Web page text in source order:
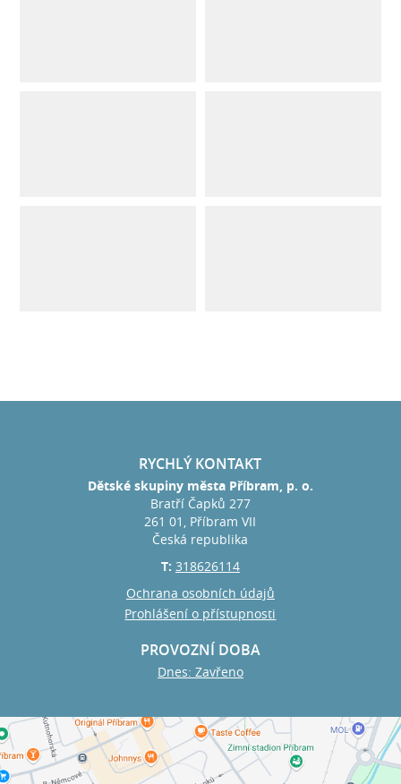
RYCHLÝ KONTAKT
Dětské skupiny města Příbram, p. o.
Bratří Čapků 277
261 01, Příbram VII
Česká republika
T: 318626114
Ochrana osobních údajů
Prohlášení o přístupnosti
PROVOZNÍ DOBA
Dnes: Zavřeno